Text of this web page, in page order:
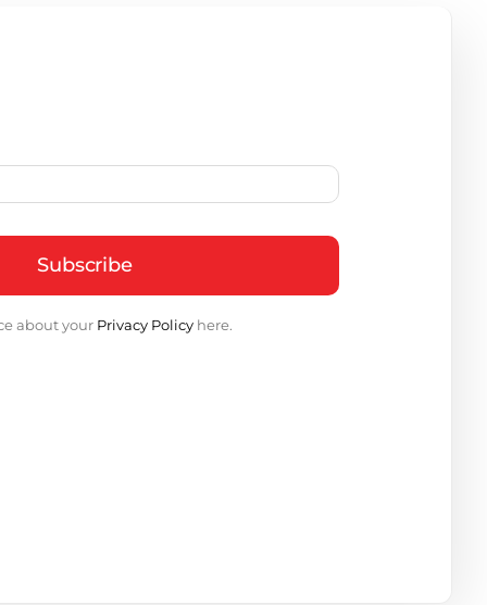
Subscribe
about your Privacy Policy here.